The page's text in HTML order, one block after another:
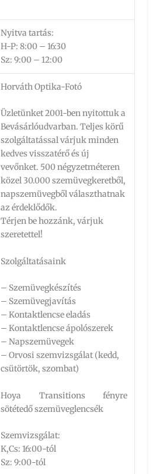
Nyitva tartás:
H-P: 8:00 – 16:30
Sz: 9:00 – 12:00
Horváth Optika-Fotó
Üzletünket 2001-ben nyitottuk a
Bevásárlóudvarban. Teljes körű
szolgáltatással várjuk minden
kedves visszatérő és új
vevőnket. 500 négyzetméteren
közel 30.000 szemüvegkeretből,
napszemüvegből választhatnak
az érdeklődők.
Térjen be hozzánk, várjuk
szeretettel!
Szolgáltatásaink
– Szemüvegkészítés
– Szemüvegjavítás
– Kontaktlencse eladás
– Kontaktlencse ápolószerek
– Napszemüvegek
– Orvosi szemvizsgálat (kedd,
csütörtök, szombat)
Hoya Transitions fényre
sötétedő szemüveglencsék
Szemvizsgálat:
K,Cs: 16:00-tól
Sz: 9:00-tól